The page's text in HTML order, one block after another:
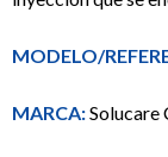
MODELO/
MARCA:Solucare